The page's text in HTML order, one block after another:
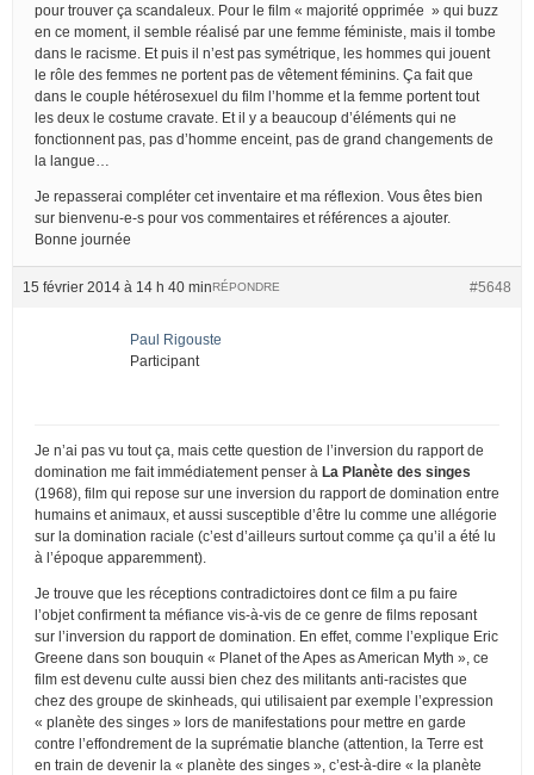
pour trouver ça scandaleux. Pour le film « majorité opprimée » qui buzz
en ce moment, il semble réalisé par une femme féministe, mais il tombe
dans le racisme. Et puis il n’est pas symétrique, les hommes qui jouent
le rôle des femmes ne portent pas de vêtement féminins. Ça fait que
dans le couple hétérosexuel du film l’homme et la femme portent tout
les deux le costume cravate. Et il y a beaucoup d’éléments qui ne
fonctionnent pas, pas d’homme enceint, pas de grand changements de
la langue…
Je repasserai compléter cet inventaire et ma réflexion. Vous êtes bien
sur bienvenu-e-s pour vos commentaires et références a ajouter.
Bonne journée
15 février 2014 à 14 h 40 min #5648
RÉPONDRE
Paul Rigouste
Participant
Je n’ai pas vu tout ça, mais cette question de l’inversion du rapport de
domination me fait immédiatement penser à La Planète des singes
(1968), film qui repose sur une inversion du rapport de domination entre
humains et animaux, et aussi susceptible d’être lu comme une allégorie
sur la domination raciale (c’est d’ailleurs surtout comme ça qu’il a été lu
à l’époque apparemment).
Je trouve que les réceptions contradictoires dont ce film a pu faire
l’objet confirment ta méfiance vis-à-vis de ce genre de films reposant
sur l’inversion du rapport de domination. En effet, comme l’explique Eric
Greene dans son bouquin « Planet of the Apes as American Myth », ce
film est devenu culte aussi bien chez des militants anti-racistes que
chez des groupe de skinheads, qui utilisaient par exemple l’expression
« planète des singes » lors de manifestations pour mettre en garde
contre l’effondrement de la suprématie blanche (attention, la Terre est
en train de devenir la « planète des singes », c’est-à-dire « la planète